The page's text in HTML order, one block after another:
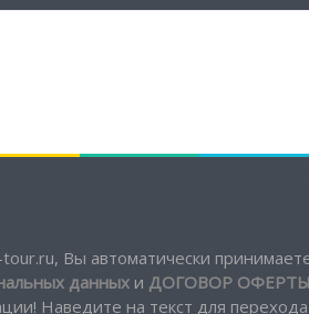
Вы автоматически
данных и ДОГОВОР ОФЕРТЫ
Наведите на текст для перехода